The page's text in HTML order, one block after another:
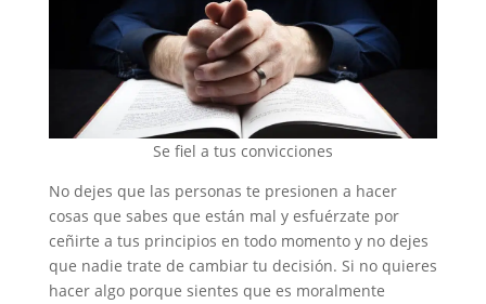
Se fiel a tus convicciones
No dejes que las personas te presionen a hacer
cosas que sabes que están mal y esfuérzate por
ceñirte a tus principios en todo momento y no dejes
que nadie trate de cambiar tu decisión. Si no quieres
hacer algo porque sientes que es moralmente